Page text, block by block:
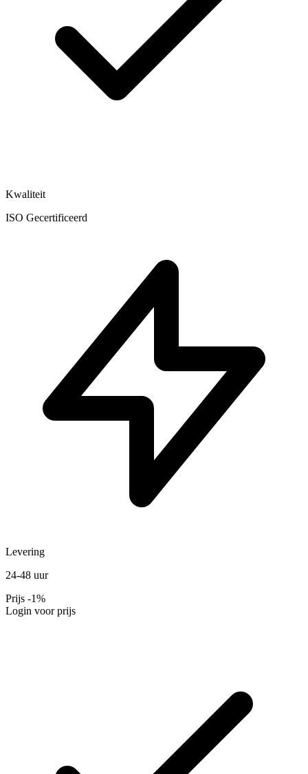
Kwaliteit
ISO Gecertificeerd
Levering
24-48 uur
Prijs -1%
Login voor prijs